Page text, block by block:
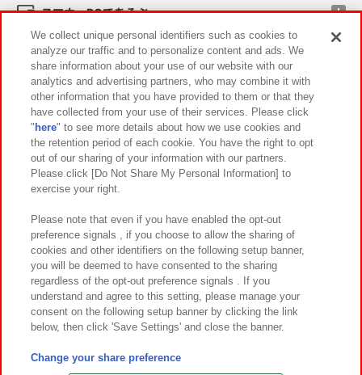
スマホ・PCであそぶ
イベント・キャンペーン
関連会社 サステナビリティ サイトポリシー
プライバシーポリシー ウェブアクセシビリティ方針と検証結果
お取引先さまとともに
カスタマーハラスメント対応方針 よくあるご質問・お問い合わせ
©Bandai Namco Amusement Inc.
©Bandai Namco Amusement Lab Inc.
We collect unique personal identifiers such as cookies to
analyze our traffic and to personalize content and ads. We
share information about your use of our website with our
analytics and advertising partners, who may combine it with
other information that you have provided to them or that they
have collected from your use of their services. Please click
" here" to see more details about how we use cookies and
the retention period of each cookie. You have the right to opt
out of our sharing of your information with our partners.
Please click [Do Not Share My Personal Information] to
exercise your right.
Please note that even if you have enabled the opt-out
preference signals , if you choose to allow the sharing of
cookies and other identifiers on the following setup banner,
you will be deemed to have consented to the sharing
regardless of the opt-out preference signals . If you
understand and agree to this setting, please manage your
consent on the following setup banner by clicking the link
below, then click 'Save Settings' and close the banner.
Change your share preference